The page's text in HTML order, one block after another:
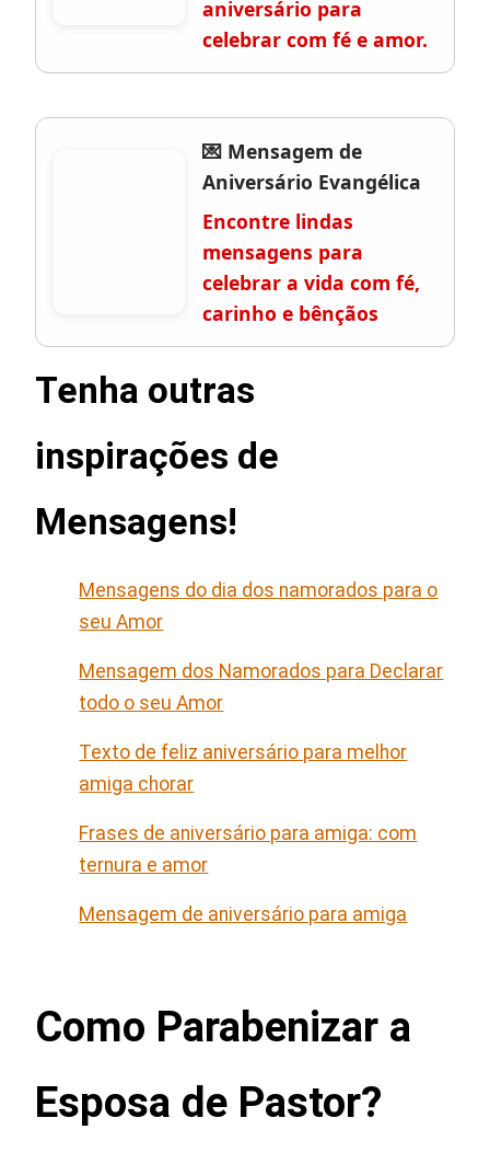
aniversário para
celebrar com fé e amor.
💌 Mensagem de
Aniversário Evangélica
Encontre lindas
mensagens para
celebrar a vida com fé,
carinho e bênçãos
Tenha outras
inspirações de
Mensagens!
Mensagens do dia dos namorados para o
seu Amor
Mensagem dos Namorados para Declarar
todo o seu Amor
Texto de feliz aniversário para melhor
amiga chorar
Frases de aniversário para amiga: com
ternura e amor
Mensagem de aniversário para amiga
Como Parabenizar a
Esposa de Pastor?